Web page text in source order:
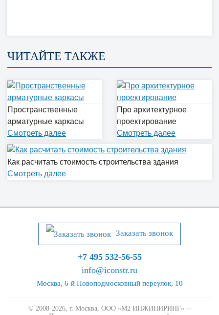
ЧИТАЙТЕ ТАКЖЕ
Пространственные
арматурные каркасы
Cмотреть далее
Про архитектурное
проектирование
Cмотреть далее
Как расчитать стоимость строительства здания
Cмотреть далее
Заказать звонок
+7 495 532-56-55
info@iconstr.ru
Москва, 6-й Новоподмосковный переулок, 10
© 2008-2026, г. Москва, ООО «М2 ИНЖИНИРИНГ» --